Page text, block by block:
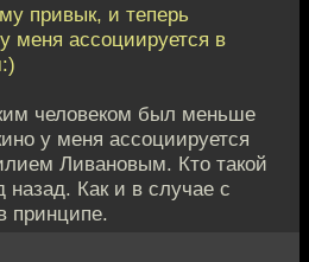
привык, и теперь
меня ассоциируется в
человеком был меньше
у меня ассоциируется
Ливановым. Кто такой
назад. Как и в случае с
принципе.